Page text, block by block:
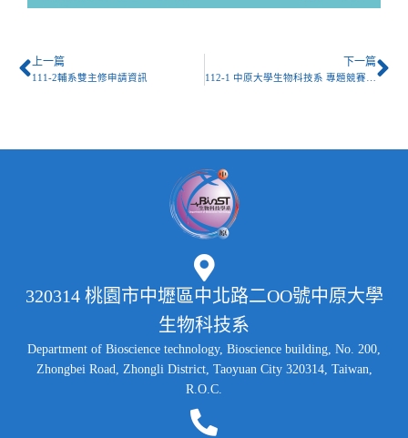
上一篇
111-2輔系雙主修申請資訊
下一篇
320314 桃園市中壢區中北路二OO號中原大學
生物科技系
Department of Bioscience technology, Bioscience building, No. 200,
Zhongbei Road, Zhongli District, Taoyuan City 320314, Taiwan,
R.O.C.